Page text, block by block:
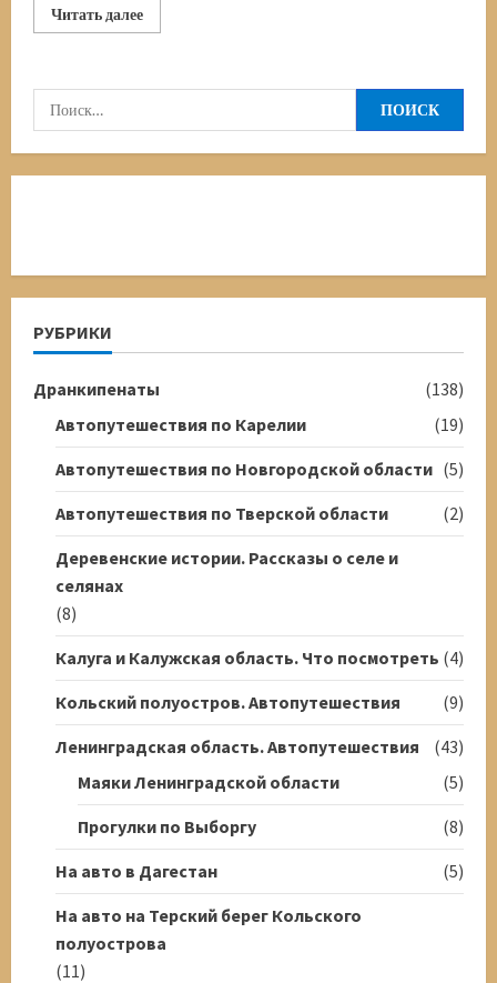
Читать далееПрочитать
больше
—
Найти:
РУБРИКИ
Дранкипенаты
(138)
Автопутешествия по Карелии
(19)
Автопутешествия по Новгородской области (5)
Автопутешествия по Тверской области
(2)
Деревенские истории. Рассказы о селе и
селянах
(8)
Калуга и Калужская область. Что посмотреть (4)
Кольский полуостров. Автопутешествия
(9)
Ленинградская область. Автопутешествия
(43)
Маяки Ленинградской области
(5)
Прогулки по Выборгу
(8)
На авто в Дагестан
(5)
На авто на Терский берег Кольского
полуострова
(11)